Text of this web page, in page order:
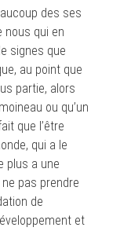
des ses
nous qui en
signes que
au point que
partie, alors
ou qu’un
que l’être
qui a le
plus a une
pas prendre
de
et